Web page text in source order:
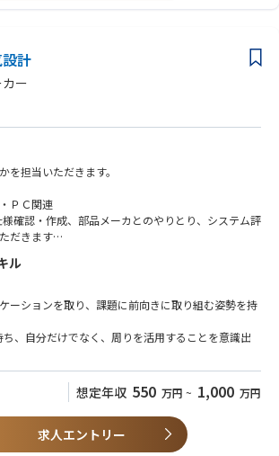
計開発
装・レイアウト設計 など
験対応業務(発射試験、エンジン燃焼試験)
構造設計、装備品設計、性能検討
発設計・評価
野設計
ジニア
ンジニア
ジニア
ご活躍されておりいます
門スキル＞】
進装置設計
証
計
ー
を担当いただきます。
ＰＣ関連
様確認・作成、部品メーカとのやりとり、システム評
だきます
の向上、品質確保のための装置全体設計を行ってい
グ、デジタル回路設計およびＦＰＧＡ
部品選定、回路検証・評価等、開発から量産立ち上
っていただきます
ストとして、将来はシステム設計やアーキテクトへ
ロ・制御
ハード領域の製品設計・解析・試作・評価などを行
ち上げまで関わることができ、幅広い視点で協調設
ル
ーションを取り、課題に前向きに取り組む姿勢を持
ち、自分だけでなく、周りを活用することを意識出
ＰＣ関連
に関する知識・設計経験
（通信、ネットワーク、セキュリティ）に関する知
想定年収 550 万円 ~ 1,000 万円
求人エントリー